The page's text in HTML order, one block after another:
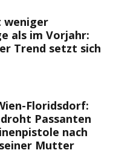
weniger
als im Vorjahr:
Trend setzt sich
Floridsdorf:
Passanten
nach
Mutter